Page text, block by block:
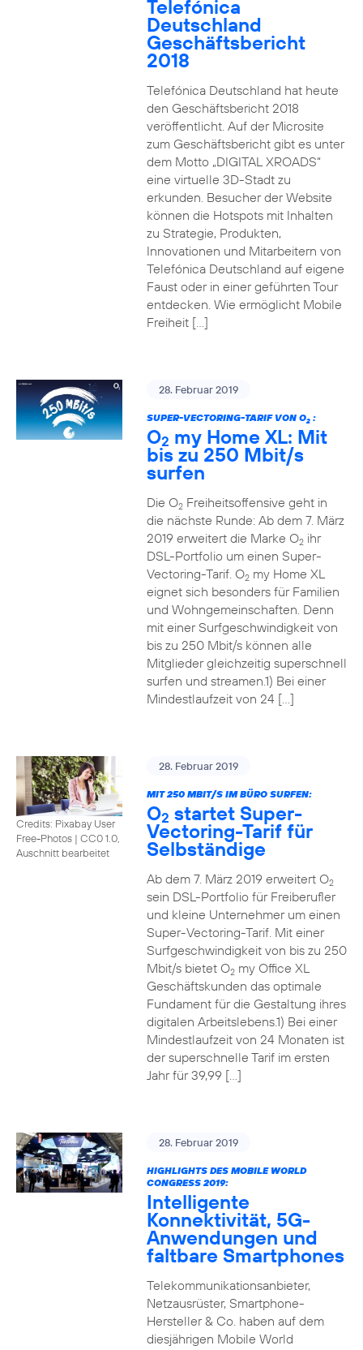
Telefónica
Deutschland
Geschäftsbericht
2018
Telefónica Deutschland hat heute
den Geschäftsbericht 2018
veröffentlicht. Auf der Microsite
zum Geschäftsbericht gibt es unter
dem Motto „DIGITAL XROADS“
eine virtuelle 3D-Stadt zu
erkunden. Besucher der Website
können die Hotspots mit Inhalten
zu Strategie, Produkten,
Innovationen und Mitarbeitern von
Telefónica Deutschland auf eigene
Faust oder in einer geführten Tour
entdecken. Wie ermöglicht Mobile
Freiheit […]
28. Februar 2019
SUPER-VECTORING-TARIF VON O2:
O2 my Home XL: Mit
bis zu 250 Mbit/s
surfen
Die O2Freiheitsoffensive geht in
die nächste Runde: Ab dem 7. März
2019 erweitert die Marke O2ihr
DSL-Portfolio um einen Super-
Vectoring-Tarif. O2my Home XL
eignet sich besonders für Familien
und Wohngemeinschaften. Denn
mit einer Surfgeschwindigkeit von
bis zu 250 Mbit/s können alle
Mitglieder gleichzeitig superschnell
surfen und streamen.1) Bei einer
Mindestlaufzeit von 24 […]
Credits: Pixabay User
Free-Photos | CC0 1.0,
Auschnitt bearbeitet
28. Februar 2019
MIT 250 MBIT/S IM BÜRO SURFEN:
O2 startet Super-
Vectoring-Tarif für
Selbständige
Ab dem 7. März 2019 erweitert O2
sein DSL-Portfolio für Freiberufler
und kleine Unternehmer um einen
Super-Vectoring-Tarif. Mit einer
Surfgeschwindigkeit von bis zu 250
Mbit/s bietet O2my Office XL
Geschäftskunden das optimale
Fundament für die Gestaltung ihres
digitalen Arbeitslebens.1) Bei einer
Mindestlaufzeit von 24 Monaten ist
der superschnelle Tarif im ersten
Jahr für 39,99 […]
28. Februar 2019
HIGHLIGHTS DES MOBILE WORLD
CONGRESS 2019:
Intelligente
Konnektivität, 5G-
Anwendungen und
faltbare Smartphones
Telekommunikationsanbieter,
Netzausrüster, Smartphone-
Hersteller & Co. haben auf dem
diesjährigen Mobile World